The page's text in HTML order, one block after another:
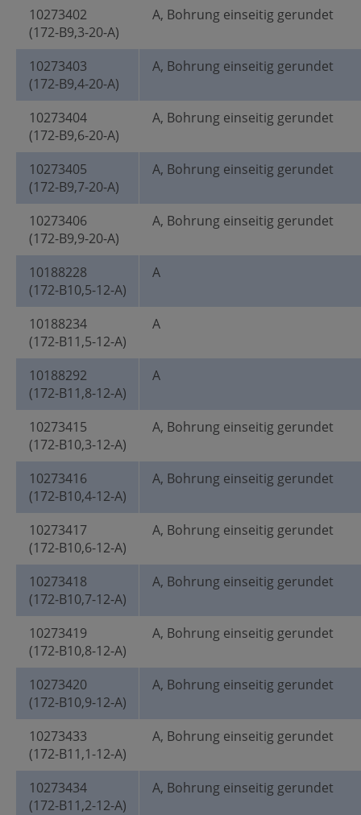
10273402
(172-B9,3-20-A)
A, Bohrung einseitig gerundet
10273403
(172-B9,4-20-A)
A, Bohrung einseitig gerundet
10273404
(172-B9,6-20-A)
A, Bohrung einseitig gerundet
10273405
(172-B9,7-20-A)
A, Bohrung einseitig gerundet
10273406
(172-B9,9-20-A)
A, Bohrung einseitig gerundet
10188228
(172-B10,5-12-A)
A
10188234
(172-B11,5-12-A)
A
10188292
(172-B11,8-12-A)
A
10273415
(172-B10,3-12-A)
A, Bohrung einseitig gerundet
10273416
(172-B10,4-12-A)
A, Bohrung einseitig gerundet
10273417
(172-B10,6-12-A)
A, Bohrung einseitig gerundet
10273418
(172-B10,7-12-A)
A, Bohrung einseitig gerundet
10273419
(172-B10,8-12-A)
A, Bohrung einseitig gerundet
10273420
(172-B10,9-12-A)
A, Bohrung einseitig gerundet
10273433
(172-B11,1-12-A)
A, Bohrung einseitig gerundet
10273434
(172-B11,2-12-A)
A, Bohrung einseitig gerundet